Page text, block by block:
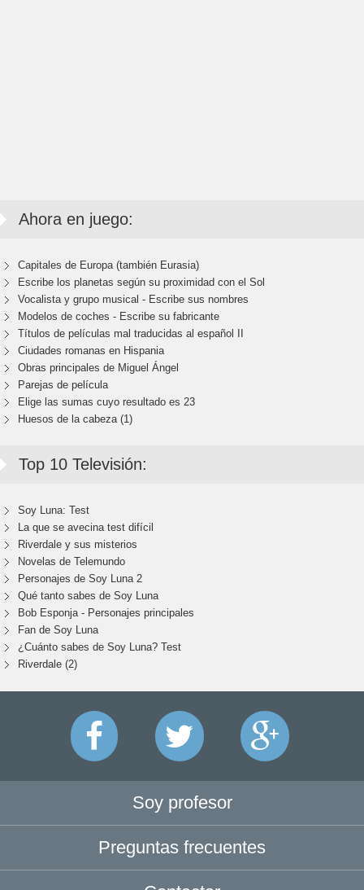
Ahora en juego:
Capitales de Europa (también Eurasia)
Escribe los planetas según su proximidad con el Sol
Vocalista y grupo musical - Escribe sus nombres
Modelos de coches - Escribe su fabricante
Títulos de películas mal traducidas al español II
Ciudades romanas en Hispania
Obras principales de Miguel Ángel
Parejas de película
Elige las sumas cuyo resultado es 23
Huesos de la cabeza (1)
Top 10 Televisión:
Soy Luna: Test
La que se avecina test difícil
Riverdale y sus misterios
Novelas de Telemundo
Personajes de Soy Luna 2
Qué tanto sabes de Soy Luna
Bob Esponja - Personajes principales
Fan de Soy Luna
¿Cuánto sabes de Soy Luna? Test
Riverdale (2)
Soy profesor
Preguntas frecuentes